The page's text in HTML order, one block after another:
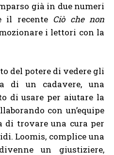
già in due numeri
recente Ciò che non
i lettori con la
del potere di vedere gli
un cadavere, una
di usare per aiutare la
con un’equipe
di trovare una cura per
Loomis, complice una
un giustiziere,